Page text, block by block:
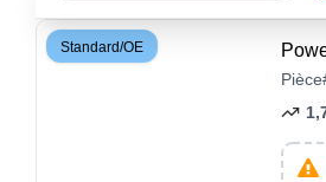
Standard/OE
Pièce